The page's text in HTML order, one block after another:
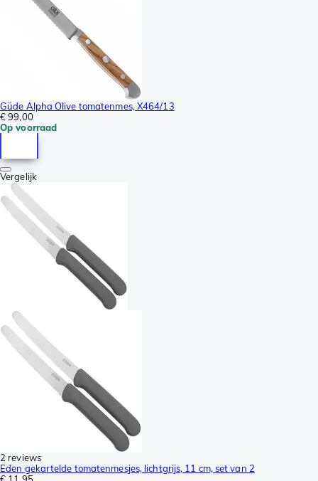
Güde Alpha Olive tomatenmes, X464/13
€ 99,00
Op voorraad
Vergelijk
2 reviews
Eden gekartelde tomatenmesjes, lichtgrijs, 11 cm, set van 2